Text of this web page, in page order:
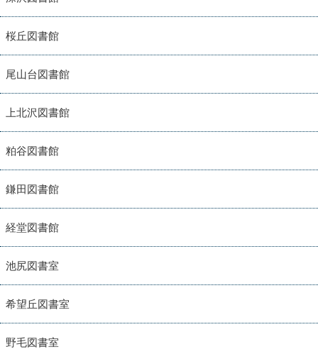
桜丘図書館
尾山台図書館
上北沢図書館
粕谷図書館
鎌田図書館
経堂図書館
池尻図書室
希望丘図書室
野毛図書室